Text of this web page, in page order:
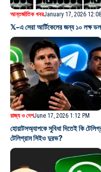
আন্তর্জাতিক খবরJanuary 17, 2026
𝕏-এ সেরা আর্টিকেলের জন্য ১০ লক্ষ
রাজ্য ও দেশJune 17, 2026 1:12 PM
হোয়াটসঅ্যাপকে সুবিধা দিতেই কি
টেলিগ্রাম সিইও দুরভ?